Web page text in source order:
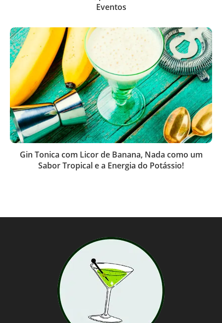
Eventos
Gin Tonica com Licor de Banana, Nada como um
Sabor Tropical e a Energia do Potássio!